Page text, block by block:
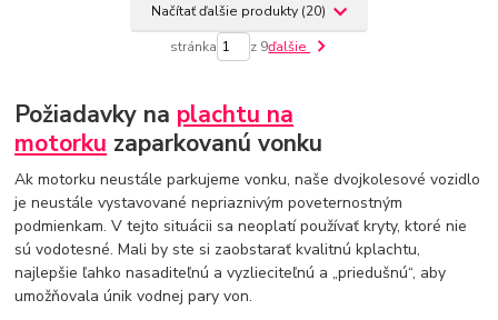
Načítať ďalšie produkty (20)
stránka z 9ďalšie
Požiadavky na plachtu na
motorku zaparkovanú vonku
Ak motorku neustále parkujeme vonku, naše dvojkolesové vozidlo
je neustále vystavované nepriaznivým poveternostným
podmienkam. V tejto situácii sa neoplatí používať kryty, ktoré nie
sú vodotesné. Mali by ste si zaobstarať kvalitnú kplachtu,
najlepšie ľahko nasaditeľnú a vyzlieciteľnú a „priedušnú“, aby
umožňovala únik vodnej pary von.